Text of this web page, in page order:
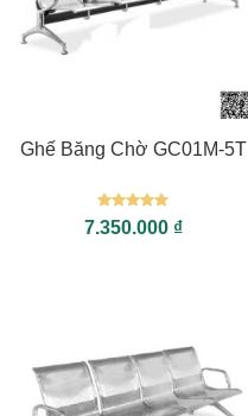
Ghế Băng Chờ GC01M-5T
Được xếp
hạng55
7.350.000 ₫